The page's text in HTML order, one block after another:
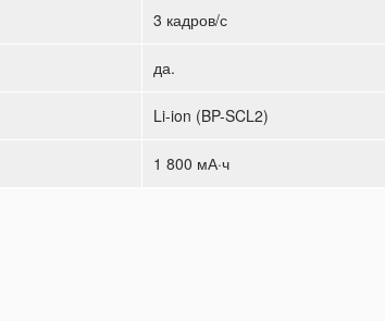
3 кадров/с
да.
Li-ion (BP-SCL2)
1 800 мА·ч